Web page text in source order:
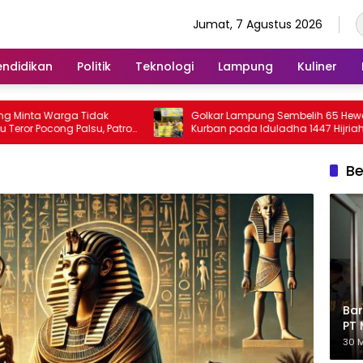
Jumat, 7 Agustus 2026
Politik Teknologi Lampung Kuliner
Warga Tidak
Palsu, Patroli
Golkar Lampung Sembelih 65 Hewan
Kurban pada Iduladha 1447 Hijriah
PT
30